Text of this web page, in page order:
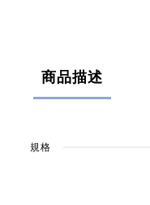
商品描述
規格